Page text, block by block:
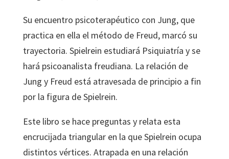
Su encuentro psicoterapéutico con Jung, que
practica en ella el método de Freud, marcó su
trayectoria. Spielrein estudiará Psiquiatría y se
hará psicoanalista freudiana. La relación de
Jung y Freud está atravesada de principio a fin
por la figura de Spielrein.
Este libro se hace preguntas y relata esta
encrucijada triangular en la que Spielrein ocupa
distintos vértices. Atrapada en una relación